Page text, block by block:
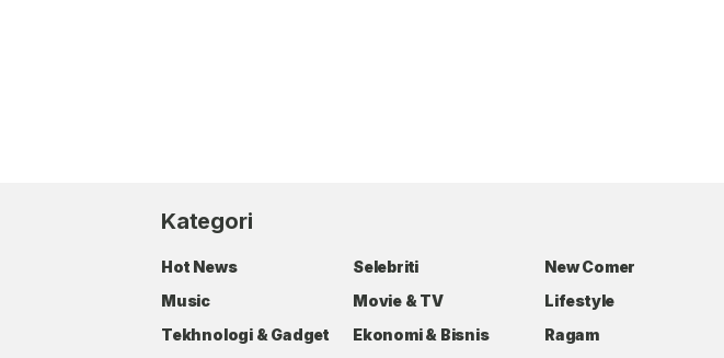
Kategori
Hot News Selebriti
New Comer
Music
Movie & TV
Lifestyle
Tekhnologi & Gadget
Ekonomi & Bisnis
Ragam